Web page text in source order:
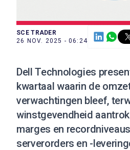
SCE TRADER
26 NOV. 2025 - 06:24
Dell Technologies
kwartaal waarin de
verwachtingen bleef,
winstgevendheid
marges en
serverorders en -